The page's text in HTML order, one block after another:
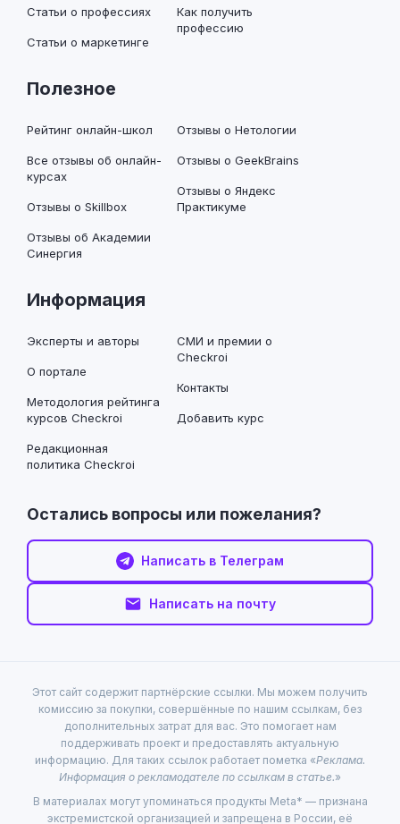
Статьи о профессиях
Статьи о маркетинге
Как получить
профессию
Полезное
Рейтинг онлайн-школ
Все отзывы об онлайн-
курсах
Отзывы о Skillbox
Отзывы об Академии
Синергия
Отзывы о Нетологии
Отзывы о GeekBrains
Отзывы о Яндекс
Практикуме
Информация
Эксперты и авторы
О портале
Методология рейтинга
курсов Checkroi
Редакционная
политика Checkroi
СМИ и премии о
Checkroi
Контакты
Добавить курс
Остались вопросы или пожелания?
Написать в Телеграм
Написать на почту
Этот сайт содержит партнёрские ссылки. Мы можем получить
комиссию за покупки, совершённые по нашим ссылкам, без
дополнительных затрат для вас. Это помогает нам
поддерживать проект и предоставлять актуальную
информацию. Для таких ссылок работает пометка «Реклама.
Информация о рекламодателе по ссылкам в статье.»
В материалах могут упоминаться продукты Meta* — признана
экстремистской организацией и запрещена в России, её